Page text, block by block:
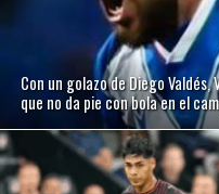
Con un golazo de Diego
que no da pie con bola en el